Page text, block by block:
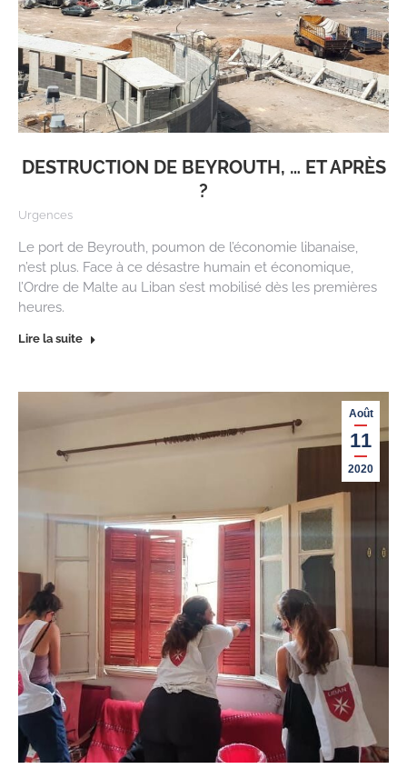
DESTRUCTION DE BEYROUTH, … ET APRÈS
?
Urgences
Le port de Beyrouth, poumon de l’économie libanaise,
n’est plus. Face à ce désastre humain et économique,
l’Ordre de Malte au Liban s’est mobilisé dès les premières
heures.
Lire la suite
Août
11
2020